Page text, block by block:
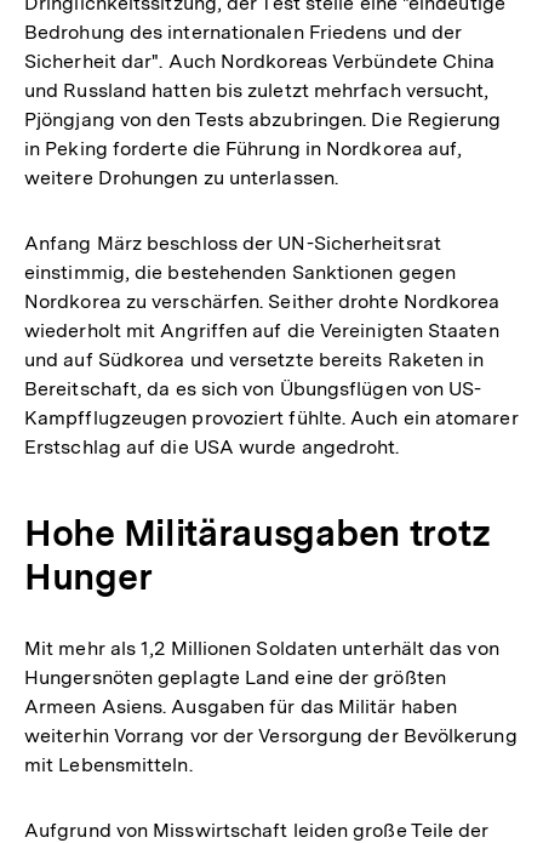
Bedrohung des internationalen Friedens und der
Sicherheit dar". Auch Nordkoreas Verbündete China
und Russland hatten bis zuletzt mehrfach versucht,
Pjöngjang von den Tests abzubringen. Die Regierung
in Peking forderte die Führung in Nordkorea auf,
weitere Drohungen zu unterlassen.
Anfang März beschloss der UN-Sicherheitsrat
einstimmig, die bestehenden Sanktionen gegen
Nordkorea zu verschärfen. Seither drohte Nordkorea
wiederholt mit Angriffen auf die Vereinigten Staaten
und auf Südkorea und versetzte bereits Raketen in
Bereitschaft, da es sich von Übungsflügen von US-
Kampfflugzeugen provoziert fühlte. Auch ein atomarer
Erstschlag auf die USA wurde angedroht.
Hohe Militärausgaben trotz
Hunger
Mit mehr als 1,2 Millionen Soldaten unterhält das von
Hungersnöten geplagte Land eine der größten
Armeen Asiens. Ausgaben für das Militär haben
weiterhin Vorrang vor der Versorgung der Bevölkerung
mit Lebensmitteln.
Aufgrund von Misswirtschaft leiden große Teile der